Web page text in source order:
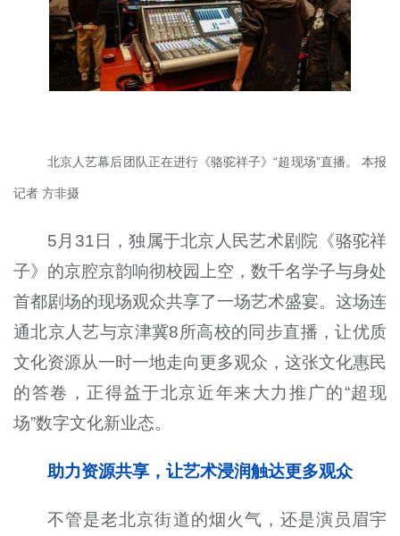
北京人艺幕后团队正在进行《骆驼祥子》“超现场”直播。 本报
记者 方非摄
5月31日，独属于北京人民艺术剧院《骆驼祥
子》的京腔京韵响彻校园上空，数千名学子与身处
首都剧场的现场观众共享了一场艺术盛宴。这场连
通北京人艺与京津冀8所高校的同步直播，让优质
文化资源从一时一地走向更多观众，这张文化惠民
的答卷，正得益于北京近年来大力推广的“超现
场”数字文化新业态。
助力资源共享，让艺术浸润触达更多观众
不管是老北京街道的烟火气，还是演员眉宇